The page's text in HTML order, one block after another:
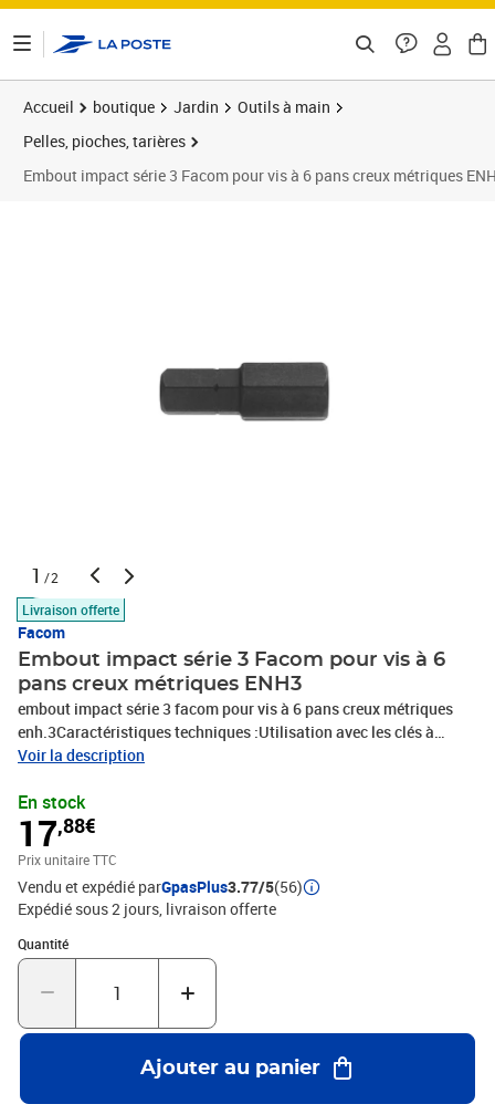
Accueil boutique Jardin
Outils à main
Pelles, pioches, tarières
Embout impact série 3 Facom pour vis à 6 pans creux métriques
1 /2
Livraison offerte
Facom
Embout impact série 3 Facom pour vis à 6
pans creux métriques ENH3
embout impact série 3 facom pour vis à 6 pans creux métriques
enh.3Caractéristiques techniques :Utilisation avec les clés à
chocsEntraînement : 1/2'' - 12,7 mmPrésentation : brunieLongueur
Voir la description
En stock
17,88€
Prix unitaire TTC
Vendu et expédié parGpasPlus3.77/5(56)
Expédié sous 2 jours livraison offerte
Quantité
Quantité : 1
Ajouter au panier